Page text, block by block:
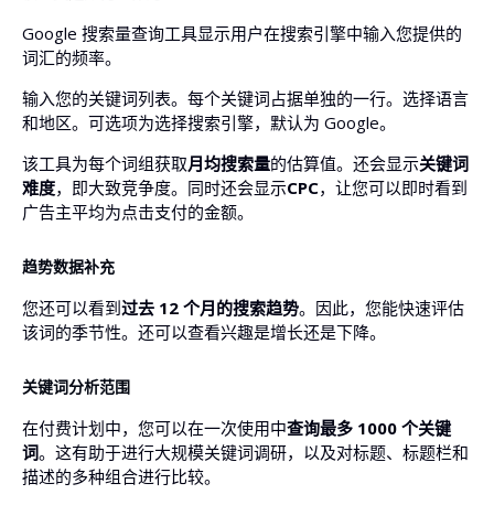
Google 搜索量查询工具显示用户在搜索引擎中输入您提供的
词汇的频率。
输入您的关键词列表。每个关键词占据单独的一行。选择语言
和地区。可选项为选择搜索引擎，默认为 Google。
该工具为每个词组获取月均搜索量的估算值。还会显示关键词
难度，即大致竞争度。同时还会显示CPC，让您可以即时看到
广告主平均为点击支付的金额。
趋势数据补充
您还可以看到过去 12 个月的搜索趋势。因此，您能快速评估
该词的季节性。还可以查看兴趣是增长还是下降。
关键词分析范围
在付费计划中，您可以在一次使用中查询最多 1000 个关键
词。这有助于进行大规模关键词调研，以及对标题、标题栏和
描述的多种组合进行比较。